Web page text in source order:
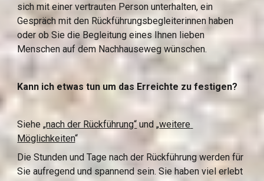
sich mit einer vertrauten Person unterhalten, ein
Gespräch mit den Rückführungsbegleiterinnen haben
oder ob Sie die Begleitung eines Ihnen lieben
Menschen auf dem Nachhauseweg wünschen.
Kann ich etwas tun um das Erreichte zu festigen?
Siehe „nach der Rückführung“ und „weitere
Möglichkeiten“
Die Stunden und Tage nach der Rückführung werden für
Sie aufregend und spannend sein. Sie haben viel erlebt